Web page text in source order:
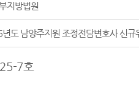
지방법원
도 남양주지원 조정전담변호사 신
7호